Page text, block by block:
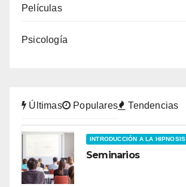
Películas
Psicología
Últimas Populares Tendencias
INTRODUCCIÓN A LA HIPNOSIS
Seminarios